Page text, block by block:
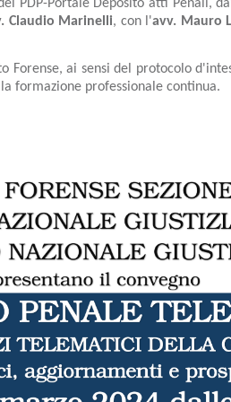
PDP-Portale Deposito atti Penali,
Claudio Marinelli, con l'avv. Mauro
ai sensi del protocolo
formazione professionale continua.